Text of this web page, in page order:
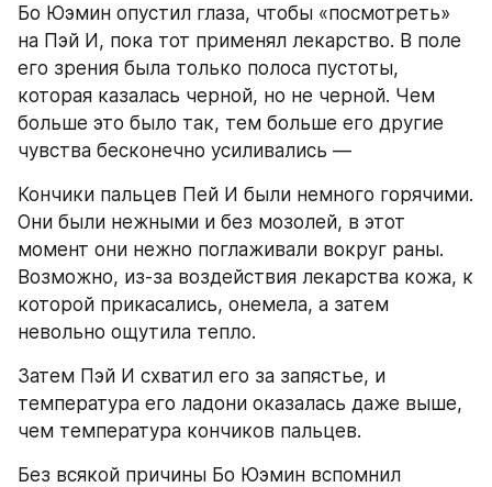
Бо Юэмин опустил глаза, чтобы «посмотреть»
на Пэй И, пока тот применял лекарство. В поле
его зрения была только полоса пустоты,
которая казалась черной, но не черной. Чем
больше это было так, тем больше его другие
чувства бесконечно усиливались —
Кончики пальцев Пей И были немного горячими.
Они были нежными и без мозолей, в этот
момент они нежно поглаживали вокруг раны.
Возможно, из-за воздействия лекарства кожа, к
которой прикасались, онемела, а затем
невольно ощутила тепло.
Затем Пэй И схватил его за запястье, и
температура его ладони оказалась даже выше,
чем температура кончиков пальцев.
Без всякой причины Бо Юэмин вспомнил